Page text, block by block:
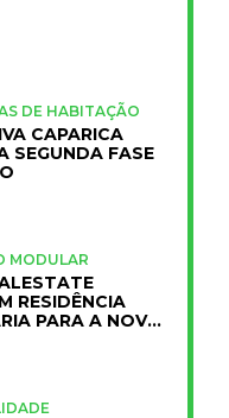
DE HABITAÇÃO
CAPARICA
SEGUNDA FASE
MODULAR
RESIDÊNCIA
PARA A NOVA